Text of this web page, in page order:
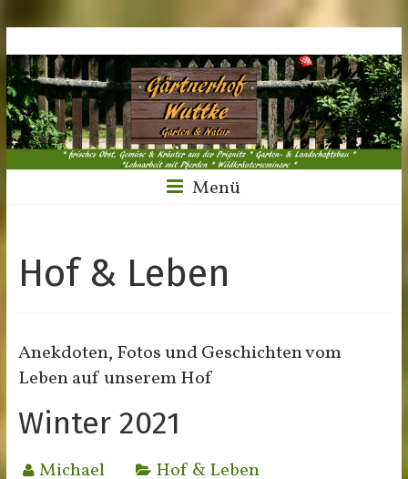
Menü
Hof & Leben
Anekdoten, Fotos und Geschichten vom
Leben auf unserem Hof
Winter 2021
Michael Hof & Leben